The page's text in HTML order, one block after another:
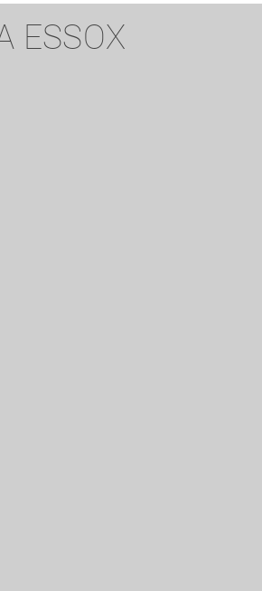
ESSOX